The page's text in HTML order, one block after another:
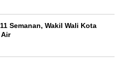
Semanan, Wakil Wali Kota